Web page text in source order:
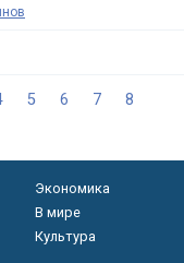
5 6 7 8
Экономика
В мире
Культура